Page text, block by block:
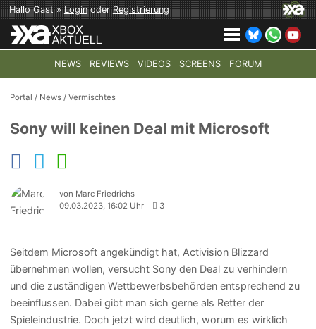
Hallo Gast »LoginoderRegistrierung
NEWS REVIEWS VIDEOS SCREENS FORUM
TOP-THEMEN: COD: MODERN WARFARE 4 HALO:
Portal / News /Vermischtes
Sony will keinen Deal mit Microsoft
von Marc Friedrichs
09.03.2023, 16:02 Uhr
3
Seitdem Microsoft angekündigt hat, Activision Blizzard
übernehmen wollen, versucht Sony den Deal zu verhindern
und die zuständigen Wettbewerbsbehörden entsprechend zu
beeinflussen. Dabei gibt man sich gerne als Retter der
Spieleindustrie. Doch jetzt wird deutlich, worum es wirklich